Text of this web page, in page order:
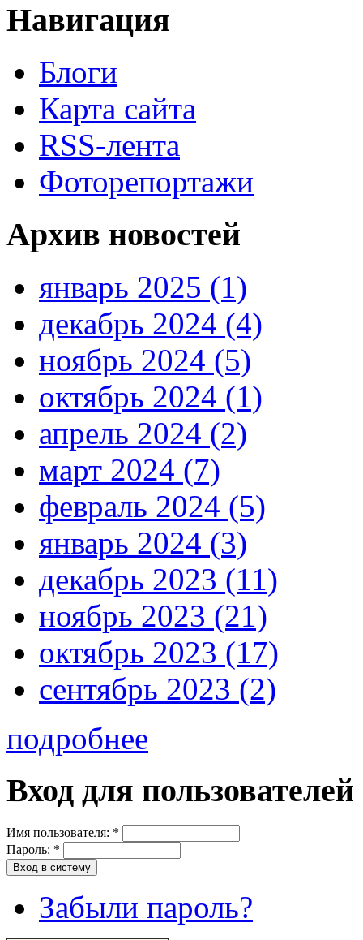
Навигация
Блоги
Карта сайта
RSS-лента
Фоторепортажи
Архив новостей
январь 2025 (1)
декабрь 2024 (4)
ноябрь 2024 (5)
октябрь 2024 (1)
апрель 2024 (2)
март 2024 (7)
февраль 2024 (5)
январь 2024 (3)
декабрь 2023 (11)
ноябрь 2023 (21)
октябрь 2023 (17)
сентябрь 2023 (2)
подробнее
Вход для пользователей
Имя пользователя: *
Пароль: *
Забыли пароль?